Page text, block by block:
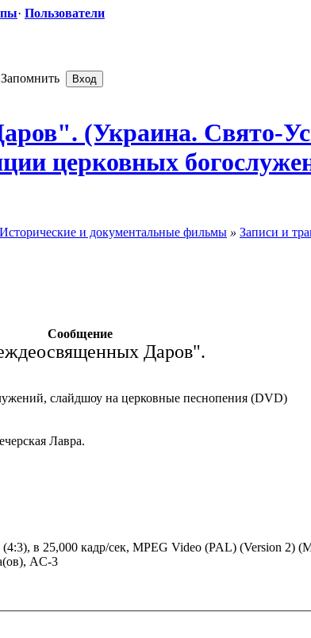
· Пользователи
Запомнить
(Украина. Свято-
церковных
Исторические и документальные фильмы » Записи и
Сообщение
Даров".
слайдшоу на церковные песнопения (DVD)
Лавра.
в 25,000 кадр/сек, MPEG Video (PAL) (Version 2)
AC-3